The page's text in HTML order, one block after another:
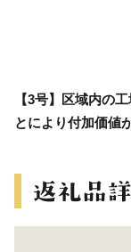
【3号】区域内の
とにより付加価値